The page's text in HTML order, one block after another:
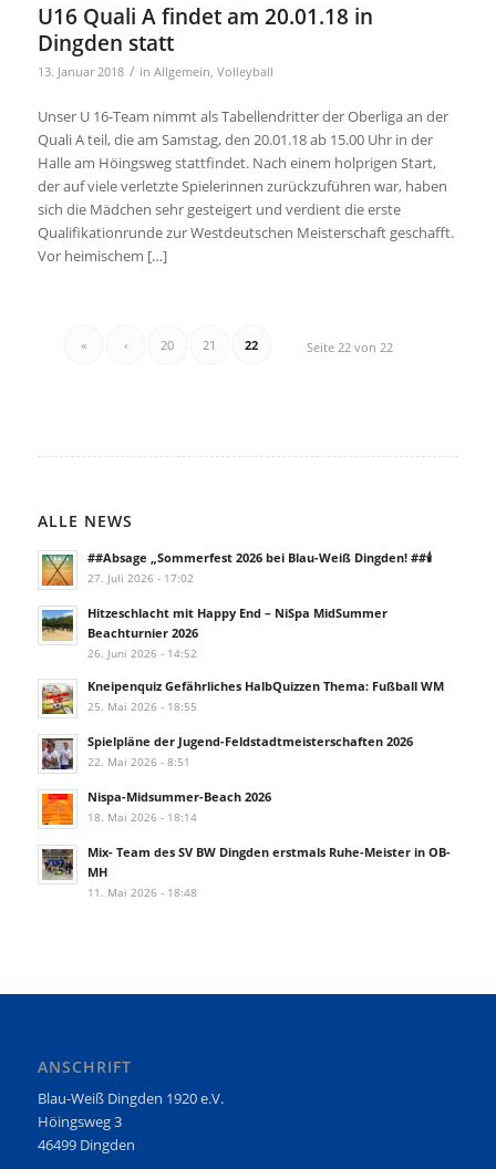
U16 Quali A findet am 20.01.18 in
Dingden statt
13. Januar 2018 / in Allgemein, Volleyball
Unser U 16-Team nimmt als Tabellendritter der Oberliga an der
Quali A teil, die am Samstag, den 20.01.18 ab 15.00 Uhr in der
Halle am Höingsweg stattfindet. Nach einem holprigen Start,
der auf viele verletzte Spielerinnen zurückzuführen war, haben
sich die Mädchen sehr gesteigert und verdient die erste
Qualifikationrunde zur Westdeutschen Meisterschaft geschafft.
Vor heimischem […]
Seite 22 von 22
« ‹ 20 21 22
ALLE NEWS
##Absage „Sommerfest 2026 bei Blau-Weiß Dingden! ##🕯️
27. Juli 2026 - 17:02
Hitzeschlacht mit Happy End – NiSpa MidSummer
Beachturnier 2026
26. Juni 2026 - 14:52
Kneipenquiz Gefährliches HalbQuizzen Thema: Fußball WM
25. Mai 2026 - 18:55
Spielpläne der Jugend-Feldstadtmeisterschaften 2026
22. Mai 2026 - 8:51
Nispa-Midsummer-Beach 2026
18. Mai 2026 - 18:14
Mix- Team des SV BW Dingden erstmals Ruhe-Meister in OB-
MH
11. Mai 2026 - 18:48
ANSCHRIFT
Blau-Weiß Dingden 1920 e.V.
Höingsweg 3
46499 Dingden